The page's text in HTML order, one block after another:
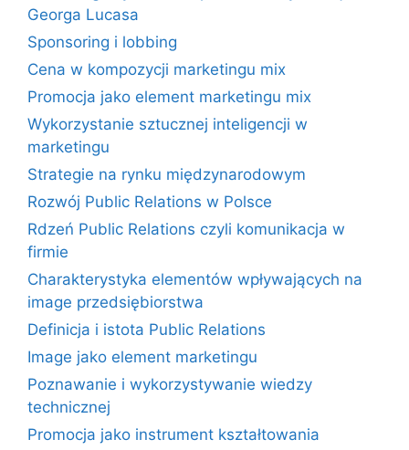
Georga Lucasa
Sponsoring i lobbing
Cena w kompozycji marketingu mix
Promocja jako element marketingu mix
Wykorzystanie sztucznej inteligencji w
marketingu
Strategie na rynku międzynarodowym
Rozwój Public Relations w Polsce
Rdzeń Public Relations czyli komunikacja w
firmie
Charakterystyka elementów wpływających na
image przedsiębiorstwa
Definicja i istota Public Relations
Image jako element marketingu
Poznawanie i wykorzystywanie wiedzy
technicznej
Promocja jako instrument kształtowania